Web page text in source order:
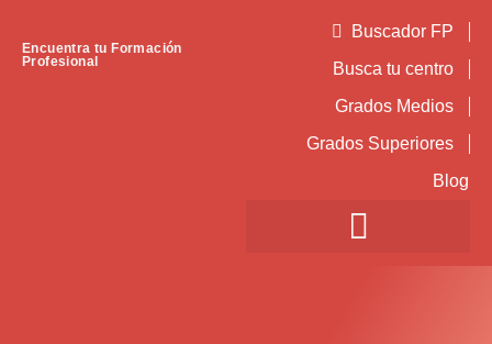
Encuentra tu Formación
Profesional
Buscador FP
Busca tu centro
Grados Medios
Grados Superiores
Blog